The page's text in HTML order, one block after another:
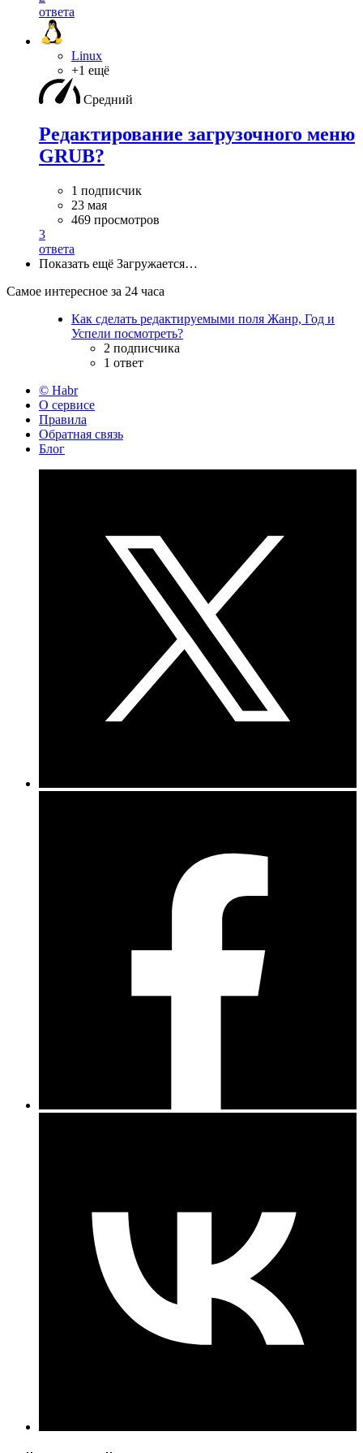
ответа
Linux
+1 ещё
Средний
Редактирование загрузочного меню
GRUB?
1 подписчик
23 мая
469 просмотров
3
ответа
Показать ещё Загружается…
Самое интересное за 24 часа
Как сделать редактируемыми поля Жанр, Год и
Успели посмотреть?
2 подписчика
1 ответ
© Habr
О сервисе
Правила
Обратная связь
Блог